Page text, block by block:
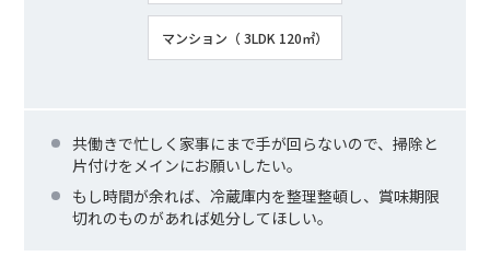
マンション（ 3LDK 120㎡）
共働きで忙しく家事にまで手が回らないので、掃除と
片付けをメインにお願いしたい。
もし時間が余れば、冷蔵庫内を整理整頓し、賞味期限
切れのものがあれば処分してほしい。